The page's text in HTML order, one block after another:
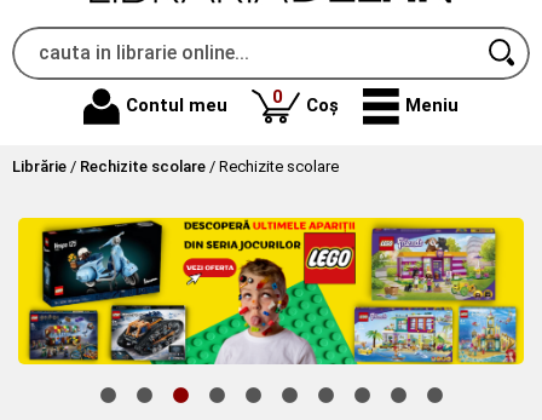
Contul meu 0produse
Coș Meniu
Librărie / Rechizite scolare / Rechizite scolare